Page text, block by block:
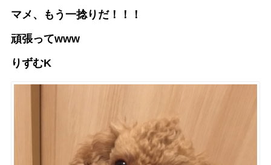
マメ、もう一捻りだ！！！
頑張ってwww
りずむK